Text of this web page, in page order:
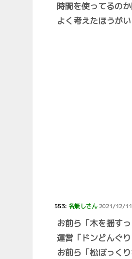
時間を使ってるの
よく考えたほうが
553:名無しさん2021/12/
お前ら「木を揺す
運営「ドンどんぐ
お前ら「松ぼっく